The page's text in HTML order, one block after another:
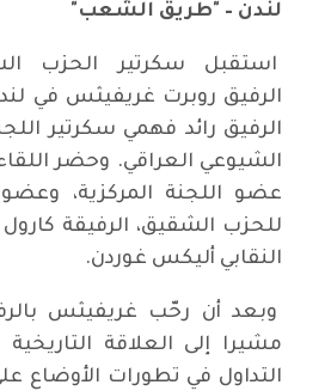
لندن – "طريق الشعب"
استقبل سكرتير الحزب
الرفيق روبرت غريفيثس في
الرفيق رائد فهمي سكرتير
الشيوعي العراقي. وحضر
عضو اللجنة المركزية، وعضوا
للحزب الشقيق، الرفيقة
النقابي أليكس غوردن.
وبعد أن رحّب غريفيثس
مشيرا إلى العلاقة
التداول في تطورات الأوضاع